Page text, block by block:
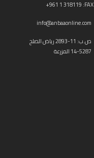
+961 1 318119 :FAX
info@anbaaonline.com
ص.ب: 11-2893 رياض الصلح
14-5287 المزرعة